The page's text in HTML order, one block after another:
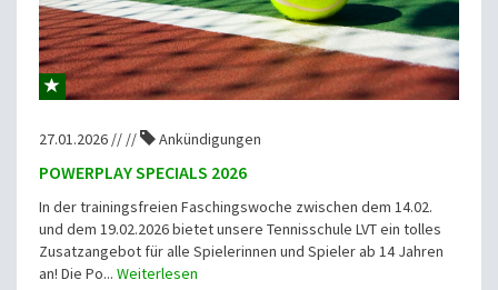
27.01.2026 // // Ankündigungen
POWERPLAY SPECIALS 2026
In der trainingsfreien Faschingswoche zwischen dem 14.02.
und dem 19.02.2026 bietet unsere Tennisschule LVT ein tolles
Zusatzangebot für alle Spielerinnen und Spieler ab 14 Jahren
an! Die Po... Weiterlesen